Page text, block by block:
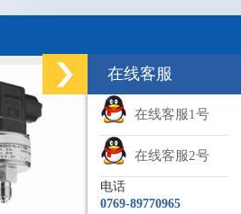
在线客服
在线客服1号
在线客服2号
电话
0769-89770965